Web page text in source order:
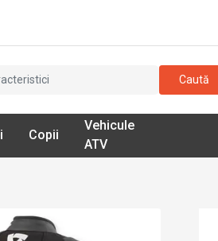
Caută
Copii
Vehicule
ATV